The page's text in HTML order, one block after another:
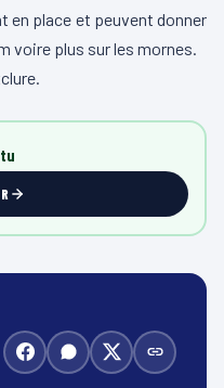
en place et peuvent donner
voire plus sur les mornes.